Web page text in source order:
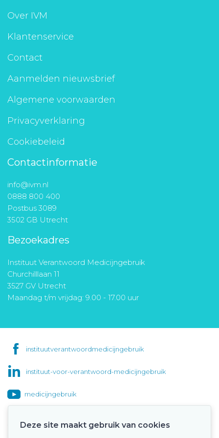
Aanmelden nieuwsbrief
Toegang leeromgeving
Over IVM
Klantenservice
Contact
Aanmelden nieuwsbrief
Algemene voorwaarden
Privacyverklaring
Cookiebeleid
Contactinformatie
info@ivm.nl
0888 800 400
Postbus 3089
3502 GB Utrecht
Bezoekadres
Instituut Verantwoord Medicijngebruik
Churchilllaan 11
3527 GV Utrecht
Maandag t/m vrijdag: 9.00 - 17.00 uur
instituutverantwoordmedicijngebruik
instituut-voor-verantwoord-medicijngebruik
medicijngebruik
Deze site maakt gebruik van cookies